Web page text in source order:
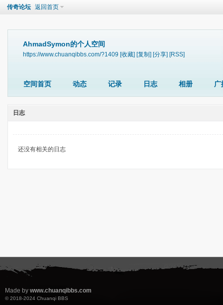
传奇论坛 返回首页
AhmadSymon的个人空间
https://www.chuanqibbs.com/?1409 [收藏] [复制] [分享] [RSS]
空间首页 动态 记录 日志 相册 广
日志
还没有相关的日志
Made by www.chuanqibbs.com
© 2018-2024 Chuanqi BBS